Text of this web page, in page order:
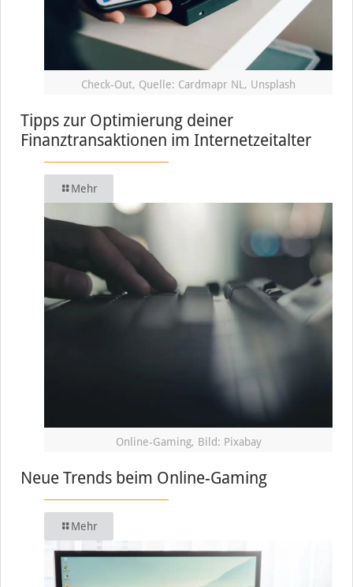
Check-Out, Quelle: Cardmapr NL, Unsplash
Tipps zur Optimierung deiner
Finanztransaktionen im Internetzeitalter
Mehr
Online-Gaming, Bild: Pixabay
Neue Trends beim Online-Gaming
Mehr